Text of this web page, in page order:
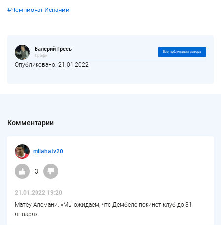
#Чемпионат Испании
Валерий Гресь
Профи
Все публикации автора
Опубликовано: 21.01.2022
Комментарии
milahatv20
3
21.01.2022 19:20
Матеу Алемани: «Мы ожидаем, что Дембеле покинет клуб до 31
января»